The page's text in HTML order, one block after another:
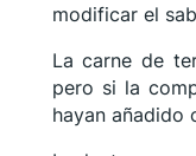
modificar el
La carne de
pero si la
hayan añadido